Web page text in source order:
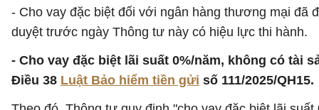
- Cho vay đặc biệt đối với ngân hàng thương mại đã
duyệt trước ngày Thông tư này có hiệu lực thi hành.
- Cho vay đặc biệt lãi suất 0%/năm, không có
Điều 38 Luật Bảo hiểm tiền gửi số 111/2025/QH15.